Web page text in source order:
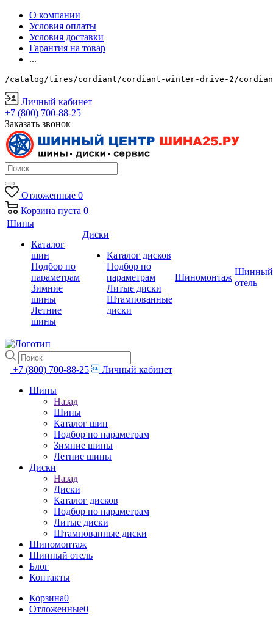
О компании
Условия оплаты
Условия доставки
Гарантия на товар
...
/catalog/tires/cordiant/cordiant-winter-drive-2/
Личный кабинет
+7 (800) 700-88-25
Заказать звонок
Отложенные 0
Корзина пуста 0
Шины
Каталог
шин
Подбор по
параметрам
Зимние
шины
Летние
шины
Диски
Каталог дисков
Подбор по
параметрам
Литые диски
Штампованные
диски
Шиномонтаж
Шинный
отель
+7 (800) 700-88-25
Личный кабинет
Шины
Назад
Шины
Каталог шин
Подбор по параметрам
Зимние шины
Летние шины
Диски
Назад
Диски
Каталог дисков
Подбор по параметрам
Литые диски
Штампованные диски
Шиномонтаж
Шинный отель
Блог
Контакты
Корзина0
Отложенные0